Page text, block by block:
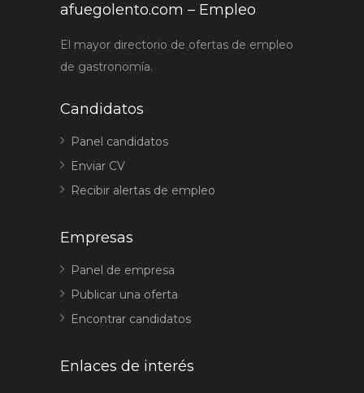
afuegolento.com – Empleo
El mayor directorio de ofertas de empleo
de gastronomía.
Candidatos
Panel candidatos
Enviar CV
Recibir alertas de empleo
Empresas
Panel de empresa
Publicar una oferta
Encontrar candidatos
Enlaces de interés